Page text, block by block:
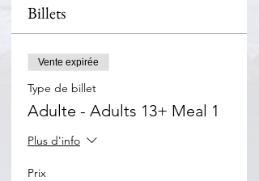
Billets
Vente expirée
Type de billet
Adulte - Adults 13+ Meal 1
Plus d'info
Prix